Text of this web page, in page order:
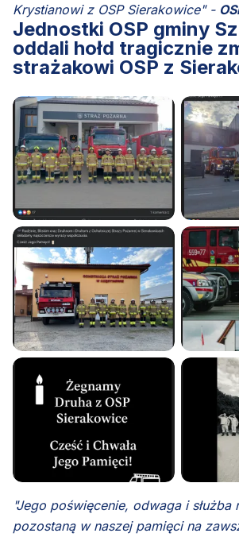
Krystianowi z OSP Sierakowice" -
Jednostki OSP gminy
oddali hołd tragicznie
strażakowi OSP z
"Jego poświęcenie, odwaga i służba
pozostaną w naszej pamięci na